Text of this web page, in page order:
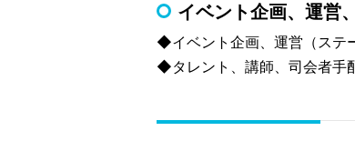
イベント企画、運営
◆イベント企画、運営（ステ
◆タレント、講師、司会者手